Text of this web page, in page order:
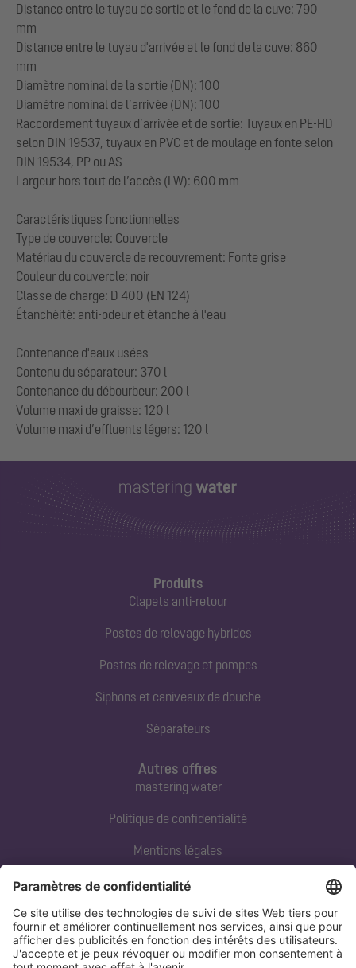
Distance entre le tuyau de sortie et le fond de la cuve: 790
mm
Distance entre le tuyau d'arrivée et le fond de la cuve: 860
mm
Diamètre nominal de la sortie (DN): 100
Diamètre nominal de l’arrivée (DN): 100
Raccordement tuyaux d’arrivée et de sortie: Tuyaux en PE-HD
selon DIN 19537, tuyaux en PVC et de moulage en fonte selon
DIN 19534, PP ou AS
Largeur hors tout de l’accès (LW): 600 mm
Caractéristiques fonctionnelles
Type de couvercle: Couvercle
Matériau du couvercle de recouvrement: Fonte grise
Couleur du couvercle: noir
Classe de charge: D 400 (EN 124)
Étanchéité: anti-odeur et étanche à l'eau
Contenance d'eaux usées
Contenu du séparateur: 370 l
Contenance du débourbeur: 200 l
Volume maxi de graisse: 120 l
Produits
Clapets anti-retour
Postes de relevage hybrides
Postes de relevage et pompes
Siphons et caniveaux de douche
Séparateurs
Contact direct
Tel:+33 3 88 65 76 00
Email:info@kessel.fr
Autres offres
mastering water
Politique de confidentialité
Mentions légales